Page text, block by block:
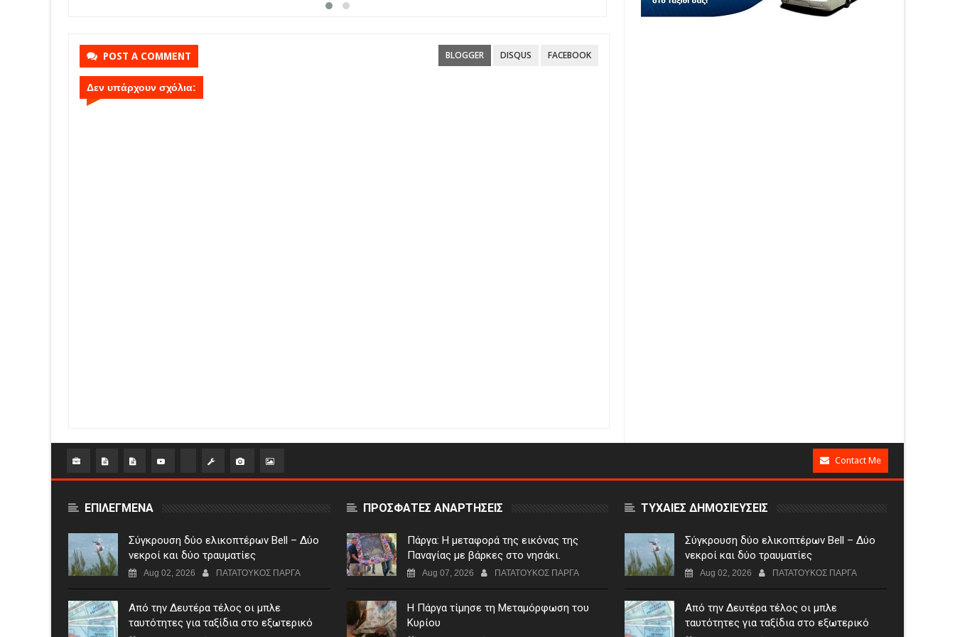
υποβάλλεται η Ενιαία
Αίτηση Ενίσχυσης
παραβάσεις
POST A COMMENT BLOGGER DISQUS FACEBOOK
Δεν υπάρχουν σχόλια:
Contact Me
ΕΠΙΛΕΓΜΕΝΑ
Σύγκρουση δύο ελικοπτέρων Bell – Δύο
νεκροί και δύο τραυματίες
Aug 02, 2026 ΠΑΤΑΤΟΥΚΟΣ ΠΑΡΓΑ
Από την Δευτέρα τέλος οι μπλε
ταυτότητες για ταξίδια στο εξωτερικό
ΠΡΟΣΦΑΤΕΣ ΑΝΑΡΤΗΣΕΙΣ
Πάργα: Η μεταφορά της εικόνας της
Παναγίας με βάρκες στο νησάκι.
Aug 07, 2026 ΠΑΤΑΤΟΥΚΟΣ ΠΑΡΓΑ
Η Πάργα τίμησε τη Μεταμόρφωση του
Κυρίου
ΤΥΧΑΙΕΣ ΔΗΜΟΣΙΕΥΣΕΙΣ
Σύγκρουση δύο ελικοπτέρων Bell – Δύο
νεκροί και δύο τραυματίες
Aug 02, 2026 ΠΑΤΑΤΟΥΚΟΣ ΠΑΡΓΑ
Από την Δευτέρα τέλος οι μπλε
ταυτότητες για ταξίδια στο εξωτερικό